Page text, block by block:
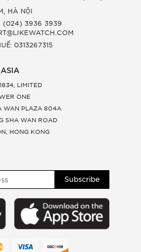
HÀ NỘI
(024) 3936 3939
0313267315
ASIA
LIMITED
ONE
WAN PLAZA 804A
SHA WAN ROAD
HONG KONG
Subscribe